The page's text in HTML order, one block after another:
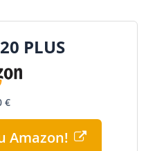
PLUS
€
Amazon!